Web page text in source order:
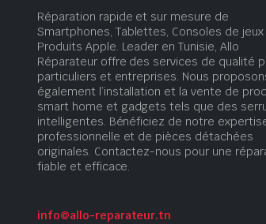
Réparation rapide et sur mesure de
Smartphones, Tablettes, Consoles de
Produits Apple. Leader en Tunisie, Allo
Réparateur offre des services de qualité
particuliers et entreprises. Nous
également l’installation et la vente de
smart home et gadgets tels que des
intelligentes. Bénéficiez de notre
professionnelle et de pièces détachées
originales. Contactez-nous pour une
fiable et efficace.
info@allo-reparateur.tn